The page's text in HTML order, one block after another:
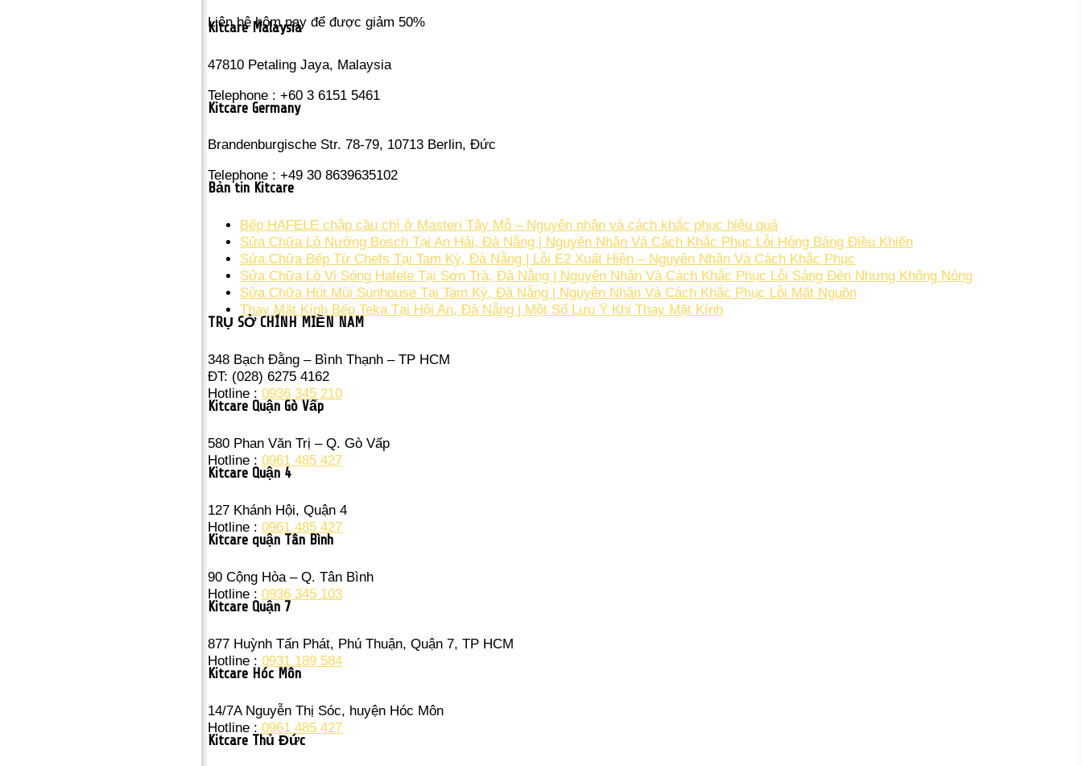
Liên hệ hôm nay để được giảm 50%
Kitcare Malaysia
47810 Petaling Jaya, Malaysia
Telephone : +60 3 6151 5461
Kitcare Germany
Brandenburgische Str. 78-79, 10713 Berlin, Đức
Telephone : +49 30 8639635102
Bản tin Kitcare
Bếp HAFELE chập cầu chì ở Masteri Tây Mỗ – Nguyên nhân và cách khắc phục hiệu quả
Sửa Chữa Lò Nướng Bosch Tại An Hải, Đà Nẵng | Nguyên Nhân Và Cách Khắc Phục Lỗi Hỏng Bảng Điều Khiển
Sửa Chữa Bếp Từ Chefs Tại Tam Kỳ, Đà Nẵng | Lỗi E2 Xuất Hiện – Nguyên Nhân Và Cách Khắc Phục
Sửa Chữa Lò Vi Sóng Hafele Tại Sơn Trà, Đà Nẵng | Nguyên Nhân Và Cách Khắc Phục Lỗi Sáng Đèn Nhưng Không Nóng
Sửa Chữa Hút Mùi Sunhouse Tại Tam Kỳ, Đà Nẵng | Nguyên Nhân Và Cách Khắc Phục Lỗi Mất Nguồn
Thay Mặt Kính Bếp Teka Tại Hội An, Đà Nẵng | Một Số Lưu Ý Khi Thay Mặt Kính
TRỤ SỞ CHÍNH MIỀN NAM
348 Bạch Đằng – Bình Thạnh – TP HCM
ĐT: (028) 6275 4162
Hotline : 0936 345 210
Kitcare Quận Gò Vấp
580 Phan Văn Trị – Q. Gò Vấp
Hotline : 0961 485 427
Kitcare Quận 4
127 Khánh Hội, Quận 4
Hotline : 0961 485 427
Kitcare quận Tân Bình
90 Cộng Hòa – Q. Tân Bình
Hotline : 0936 345 103
Kitcare Quận 7
877 Huỳnh Tấn Phát, Phú Thuận, Quận 7, TP HCM
Hotline : 0931 189 584
Kitcare Hóc Môn
14/7A Nguyễn Thị Sóc, huyện Hóc Môn
Hotline : 0961 485 427
Kitcare Thủ Đức